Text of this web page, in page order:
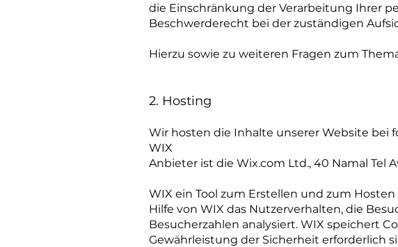
die Einschränkung der Verarbeitung Ihrer
Beschwerderecht bei der zuständigen
Hierzu sowie zu weiteren Fragen zum
2. Hosting
Wir hosten die Inhalte unserer Website bei
WIX
Anbieter ist die Wix.com Ltd., 40 Namal Tel
WIX ein Tool zum Erstellen und zum
Hilfe von WIX das Nutzerverhalten, die
Besucherzahlen analysiert. WIX speichert
Gewährleistung der Sicherheit erforderlich